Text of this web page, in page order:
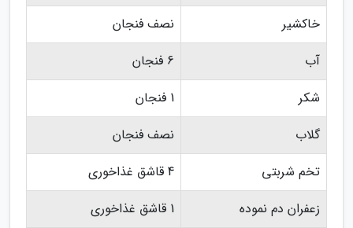
خاکشیر
نصف فنجان
آب
6 فنجان
شکر
1 فنجان
گلاب
نصف فنجان
تخم شربتی
4 قاشق غذاخوری
زعفران دم نموده
1 قاشق غذاخوری